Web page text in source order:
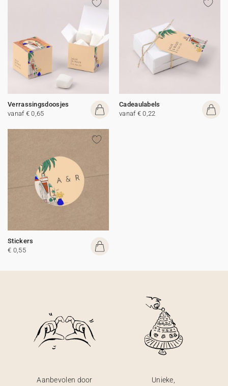
Verrassingsdoosjes
vanaf € 0,65
Cadeaulabels
vanaf € 0,22
Stickers
€ 0,55
Aanbevolen door
Unieke,